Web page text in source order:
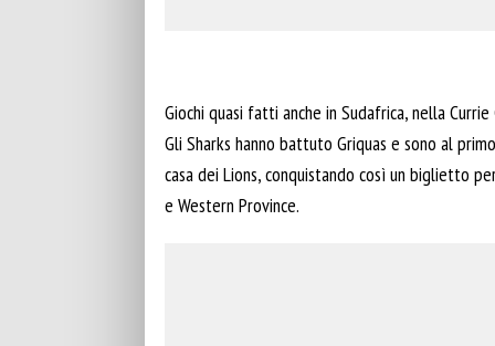
Giochi quasi fatti anche in Sudafrica, nella Currie
Gli Sharks hanno battuto Griquas e sono al
casa dei Lions, conquistando così un biglietto
e Western Province.